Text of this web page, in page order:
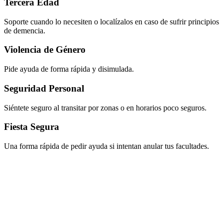
Tercera Edad
Soporte cuando lo necesiten o localízalos en caso de sufrir principios
de demencia.
Violencia de Género
Pide ayuda de forma rápida y disimulada.
Seguridad Personal
Siéntete seguro al transitar por zonas o en horarios poco seguros.
Fiesta Segura
Una forma rápida de pedir ayuda si intentan anular tus facultades.